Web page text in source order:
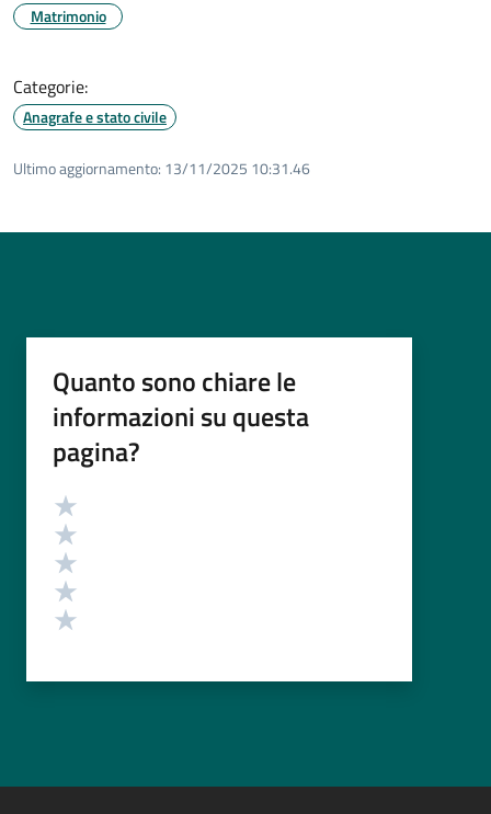
Matrimonio
Categorie:
Anagrafe e stato civile
Ultimo aggiornamento: 13/11/2025 10:31.46
Quanto sono chiare le
informazioni su questa
pagina?
Valutazione